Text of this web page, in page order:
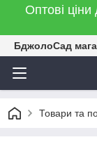
Оптові
БджолоСад
Товари та